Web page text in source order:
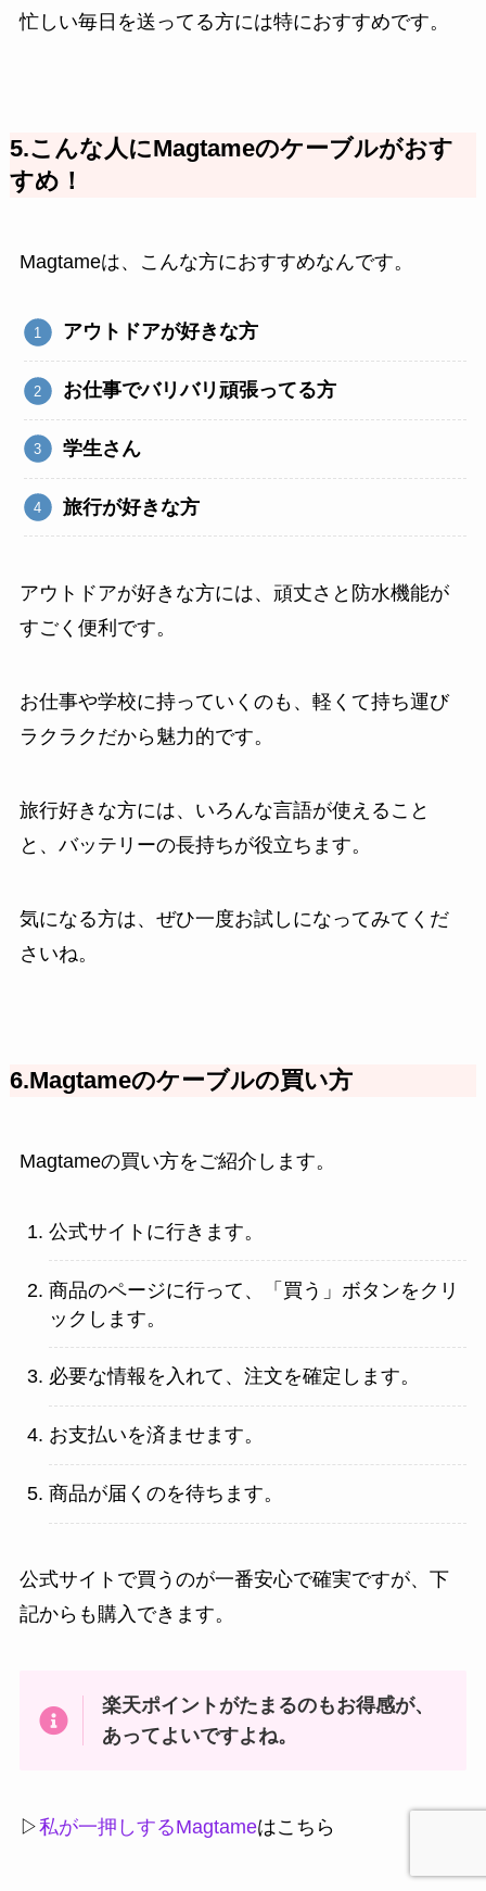
忙しい毎日を送ってる方には特におすすめです。
5.こんな人にMagtameのケーブルがおす
すめ！
Magtameは、こんな方におすすめなんです。
アウトドアが好きな方
お仕事でバリバリ頑張ってる方
学生さん
旅行が好きな方
アウトドアが好きな方には、頑丈さと防水機能が
すごく便利です。
お仕事や学校に持っていくのも、軽くて持ち運び
ラクラクだから魅力的です。
旅行好きな方には、いろんな言語が使えること
と、バッテリーの長持ちが役立ちます。
気になる方は、ぜひ一度お試しになってみてくだ
さいね。
6.Magtameのケーブルの買い方
Magtameの買い方をご紹介します。
公式サイトに行きます。
商品のページに行って、「買う」ボタンをクリ
ックします。
必要な情報を入れて、注文を確定します。
お支払いを済ませます。
商品が届くのを待ちます。
公式サイトで買うのが一番安心で確実ですが、下
記からも購入できます。
楽天ポイントがたまるのもお得感が、
あってよいですよね。
▷私が一押しするMagtameはこちら